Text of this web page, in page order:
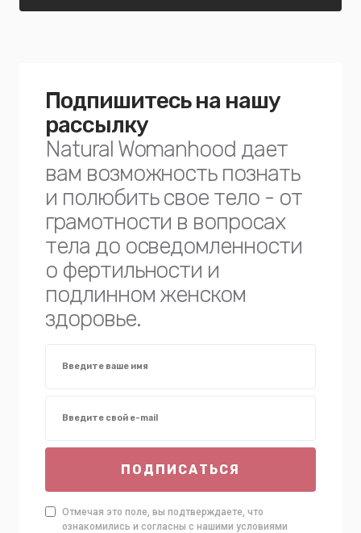
Подпишитесь на нашу
рассылку
Natural Womanhood дает
вам возможность познать
и полюбить свое тело - от
грамотности в вопросах
тела до осведомленности
о фертильности и
подлинном женском
здоровье.
ПОДПИСАТЬСЯ
Отмечая это поле, вы подтверждаете, что
ознакомились и согласны с нашими условиями